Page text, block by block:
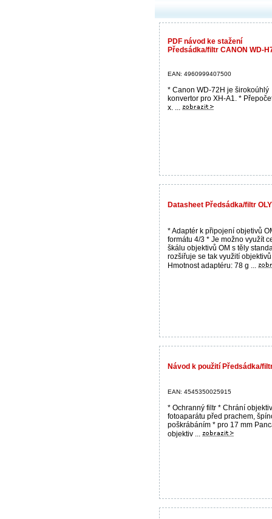
PDF návod ke stažení
Předsádka/filtr CANON WD-
EAN: 4960999407500
* Canon WD-72H je širokoúhlý
konvertor pro XH-A1. *
x. ...
Datasheet Předsádka/filtr
* Adaptér k připojení objetivů
formátu 4/3 * Je možno využít
škálu objektivů OM s těly
rozšiřuje se tak využití
Hmotnost adaptéru: 78 g ...
Návod k použití Předsádka/
EAN: 4545350025915
* Ochranný filtr * Chrání objektiv
fotoaparátu před prachem,
poškrábáním * pro 17 mm
objektiv ...